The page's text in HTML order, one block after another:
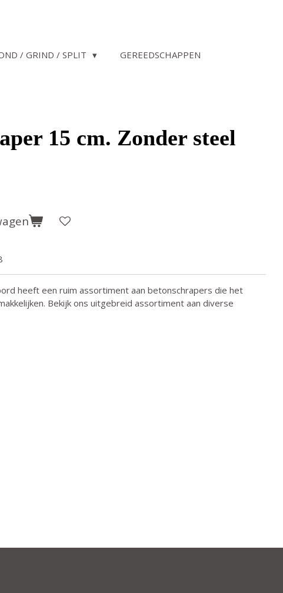
/ GRIND / SPLIT
GEREEDSCHAPPEN
15 cm. Zonder steel
heeft een ruim assortiment aan betonschrapers die het
Bekijk ons uitgebreid assortiment aan diverse